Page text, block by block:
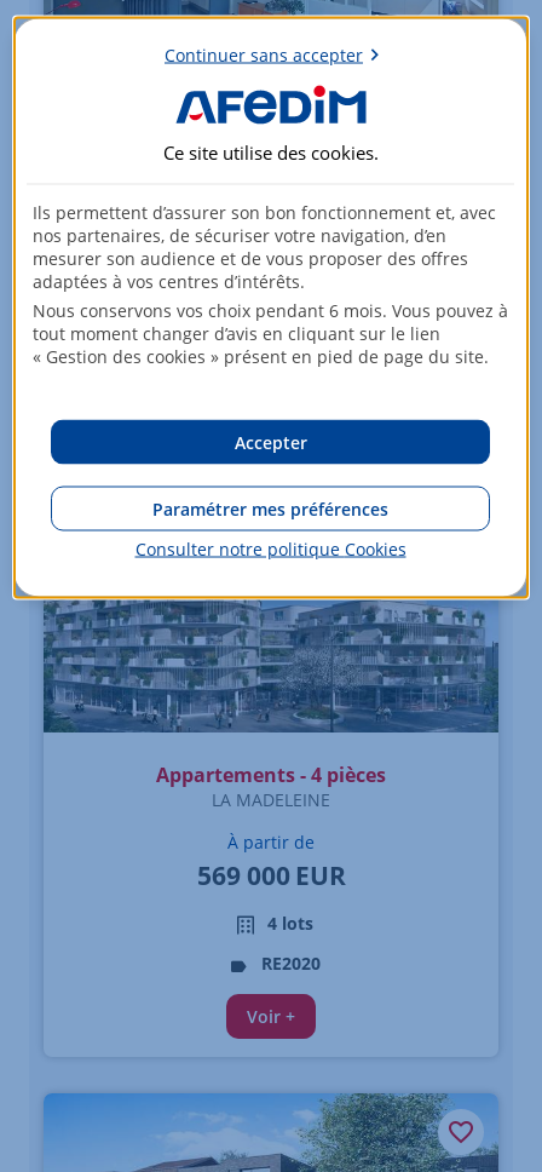
Appartement - 4 pièces
LAMBERSART
197 210EUR
2ème étage
65,4 m²
DPE : D
Voir +
Appartements - 4 pièces
LA MADELEINE
À partir de
569 000 EUR
4 lots
RE2020
Voir +
Continuer sans accepter
Ce site utilise des cookies.
Ils permettent d’assurer son bon fonctionnement et, avec
nos partenaires, de sécuriser votre navigation, d’en
mesurer son audience et de vous proposer des offres
adaptées à vos centres d’intérêts.
Nous conservons vos choix pendant 6 mois. Vous pouvez à
tout moment changer d’avis en cliquant sur le lien
« Gestion des cookies » présent en pied de page du site.
Accepter
Paramétrer mes préférences
Consulter notre politique Cookies